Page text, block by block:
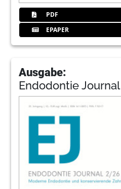
PDF
EPAPER
Ausgabe:
Endodontie Journal